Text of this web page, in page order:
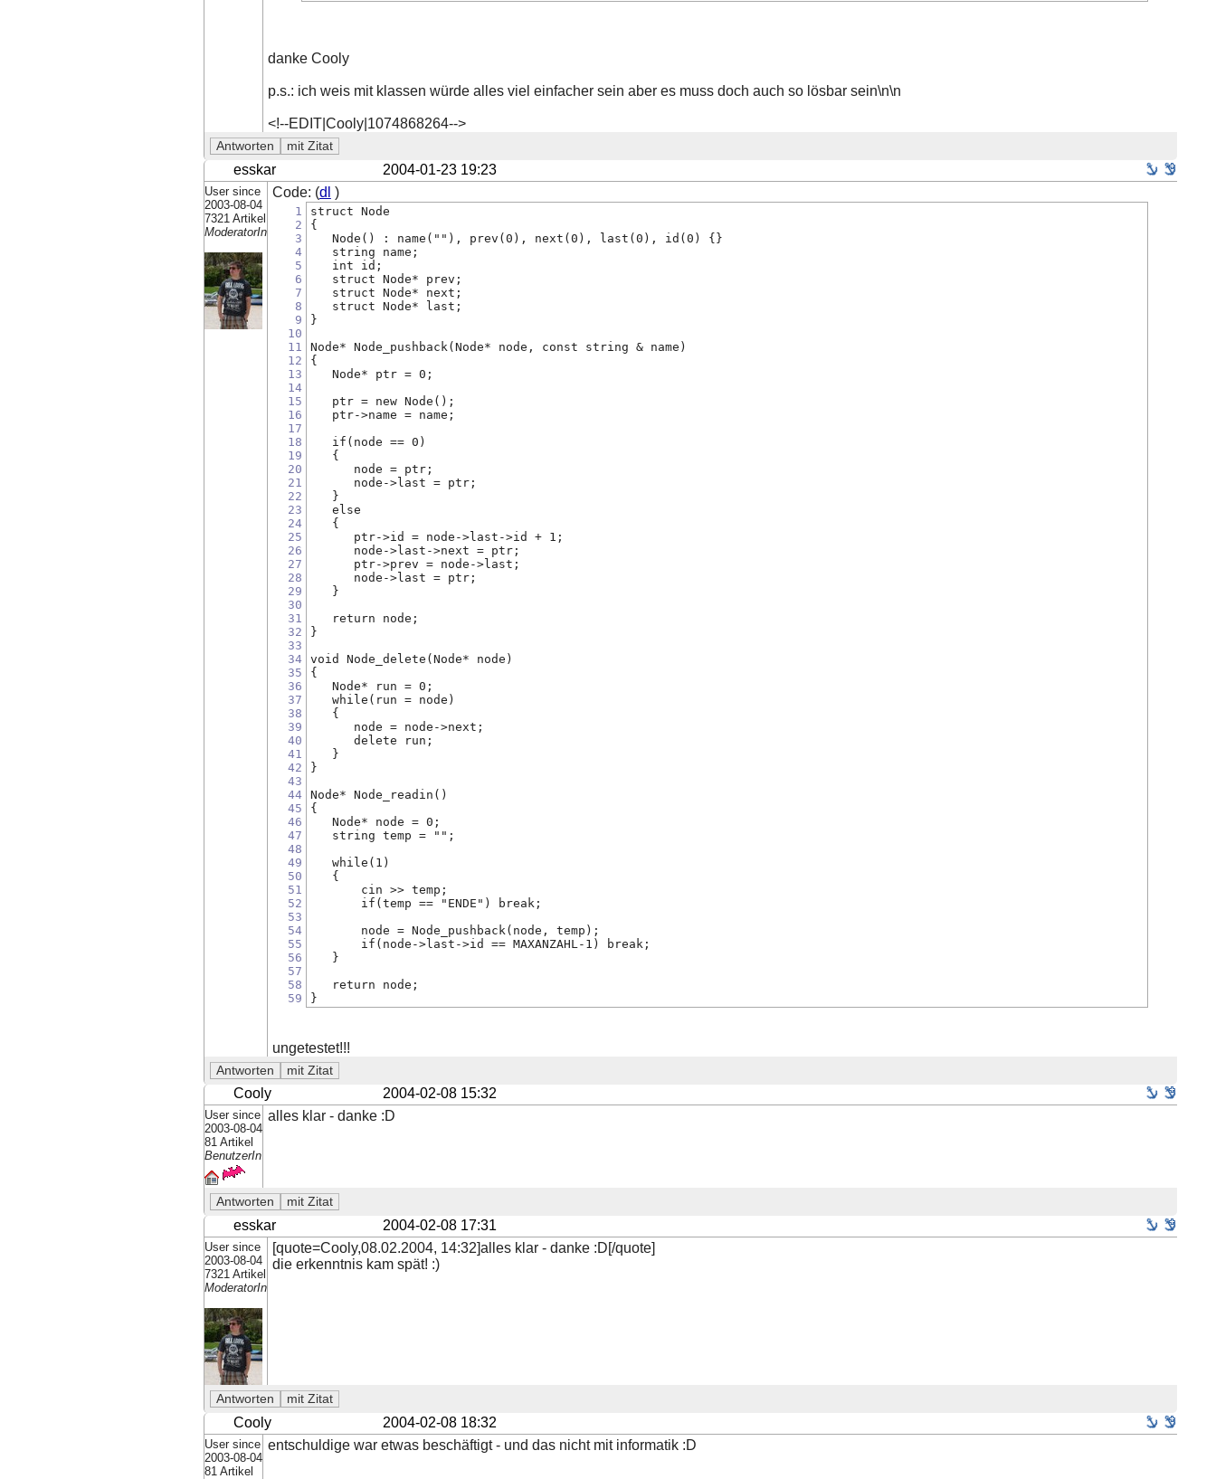
danke Cooly
p.s.: ich weis mit klassen würde alles viel einfacher sein aber es muss doch auch so lösbar sein\n\n
<!--EDIT|Cooly|1074868264-->
esskar 2004-01-23 19:23
User since
2003-08-04
7321 Artikel
ModeratorIn
Code: (dl )
1
2
3
4
5
6
7
8
9
10
11
12
13
14
15
16
17
18
19
20
21
22
23
24
25
26
27
28
29
30
31
32
33
34
35
36
37
38
39
40
41
42
43
44
45
46
47
48
49
50
51
52
53
54
55
56
57
58
59
struct Node
{
Node() : name(""), prev(0), next(0), last(0), id(0) {}
string name;
int id;
struct Node* prev;
struct Node* next;
struct Node* last;
}
Node* Node_pushback(Node* node, const string & name)
{
Node* ptr = 0;
ptr = new Node();
ptr->name = name;
if(node == 0)
{
node = ptr;
node->last = ptr;
}
else
{
ptr->id = node->last->id + 1;
node->last->next = ptr;
ptr->prev = node->last;
node->last = ptr;
}
return node;
}
void Node_delete(Node* node)
{
Node* run = 0;
while(run = node)
{
node = node->next;
delete run;
}
}
Node* Node_readin()
{
Node* node = 0;
string temp = "";
while(1)
{
cin >> temp;
if(temp == "ENDE") break;
node = Node_pushback(node, temp);
if(node->last->id == MAXANZAHL-1) break;
}
return node;
}
ungetestet!!!
Cooly 2004-02-08 15:32
User since
2003-08-04
81 Artikel
BenutzerIn
alles klar - danke :D
esskar 2004-02-08 17:31
User since
2003-08-04
7321 Artikel
ModeratorIn
[quote=Cooly,08.02.2004, 14:32]alles klar - danke :D[/quote]
die erkenntnis kam spät! :)
Cooly 2004-02-08 18:32
User since
2003-08-04
81 Artikel
entschuldige war etwas beschäftigt - und das nicht mit informatik :D